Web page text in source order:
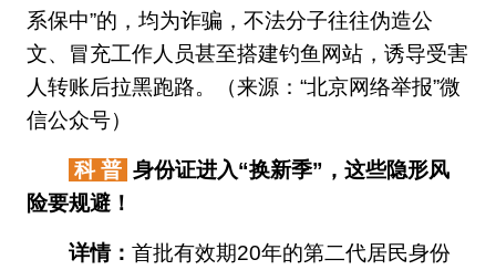
系保中”的，均为诈骗，不法分子往往伪造公
文、冒充工作人员甚至搭建钓鱼网站，诱导受害
人转账后拉黑跑路。（来源：“北京网络举报”微
信公众号）
科 普 身份证进入“换新季”，这些隐形风
险要规避！
详情： 首批有效期20年的第二代居民身份